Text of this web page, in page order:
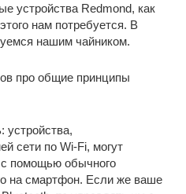
устройства Redmond, как
нам потребуется. В
нашим чайником.
про общие принципы
устройства,
сети по Wi-Fi, могут
с помощью обычного
на смартфон. Если же ваше